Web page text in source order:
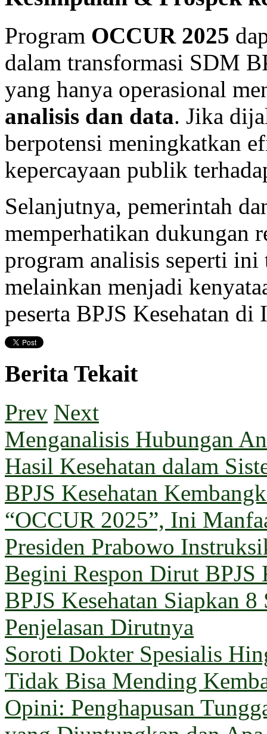
Program OCCUR 2025
dalam transformasi SDM
yang hanya operasional
analisis dan data. Jika
berpotensi meningkatkan
kepercayaan publik
Selanjutnya, pemerintah
memperhatikan dukungan
program analisis seperti ini
melainkan menjadi
peserta BPJS Kesehatan di
Berita Tekait
Prev Next
Menganalisis Hubungan
Hasil Kesehatan dalam
BPJS Kesehatan
“OCCUR 2025”, Ini
Presiden Prabowo
Begini Respon Dirut BPJS
BPJS Kesehatan Siapkan
Penjelasan Dirutnya
Soroti Dokter Spesialis
Tidak Bisa Mending
Opini: Penghapusan